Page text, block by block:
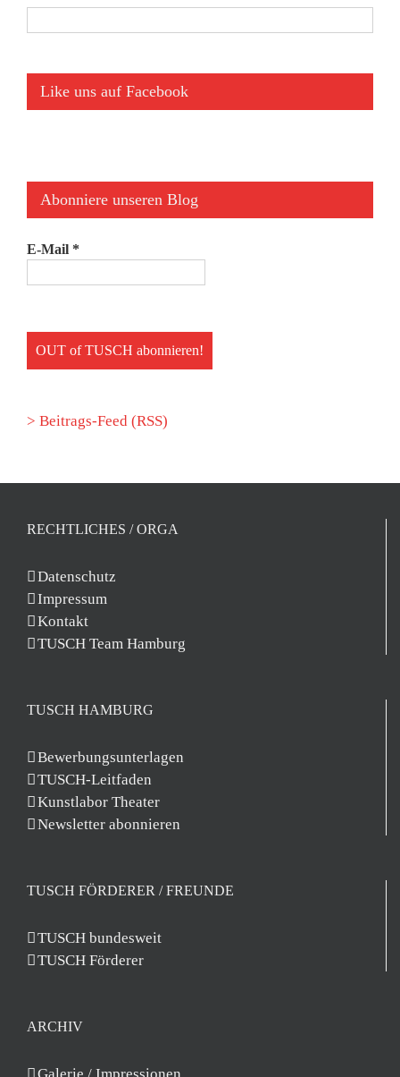
Like uns auf Facebook
Abonniere unseren Blog
E-Mail *
> Beitrags-Feed (RSS)
RECHTLICHES / ORGA
Datenschutz
Impressum
Kontakt
TUSCH Team Hamburg
TUSCH HAMBURG
Bewerbungsunterlagen
TUSCH-Leitfaden
Kunstlabor Theater
Newsletter abonnieren
TUSCH FÖRDERER / FREUNDE
TUSCH bundesweit
TUSCH Förderer
ARCHIV